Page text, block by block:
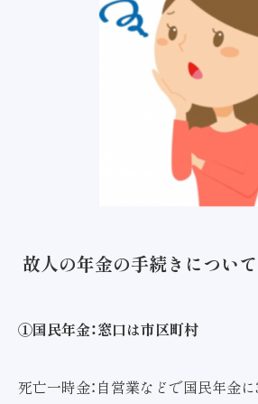
故人の年金の手続きについて
①国民年金：窓口は市区町村
死亡一時金：自営業などで国民年金